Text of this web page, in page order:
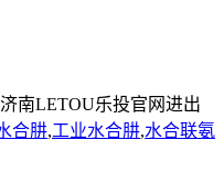
济南LETOU乐投官网进出
合肼,工业水合肼,水合联氨